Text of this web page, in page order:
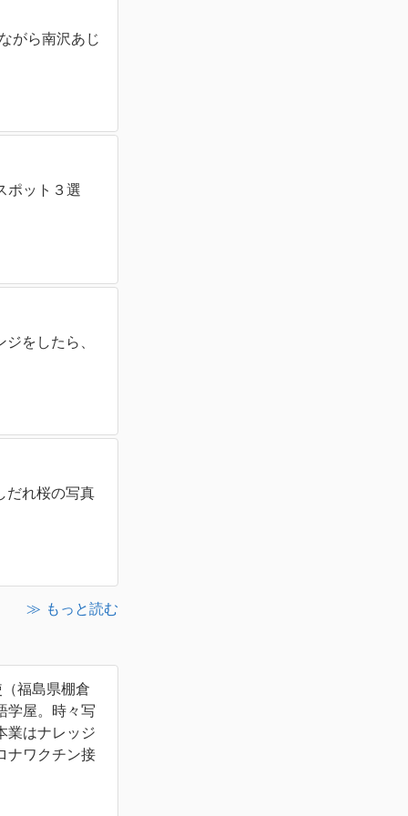
がら南沢あじ
ポット３選
をしたら、
だれ桜の写真
≫ もっと読む
福島県棚倉
学屋。時々写
業はナレッジ
ナワクチン接